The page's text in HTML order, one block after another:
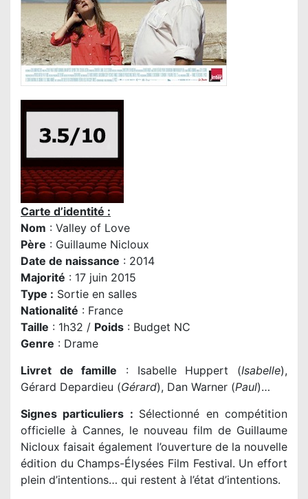
Carte d’identité :
Nom : Valley of Love
Père : Guillaume Nicloux
Date de naissance : 2014
Majorité : 17 juin 2015
Type : Sortie en salles
Nationalité : France
Taille : 1h32 / Poids : Budget NC
Genre : Drame
Livret de famille : Isabelle Huppert (Isabelle),
Gérard Depardieu (Gérard), Dan Warner (Paul)…
Signes particuliers : Sélectionné en compétition
officielle à Cannes, le nouveau film de Guillaume
Nicloux faisait également l’ouverture de la nouvelle
édition du Champs-Élysées Film Festival. Un effort
plein d’intentions… qui restent à l’état d’intentions.